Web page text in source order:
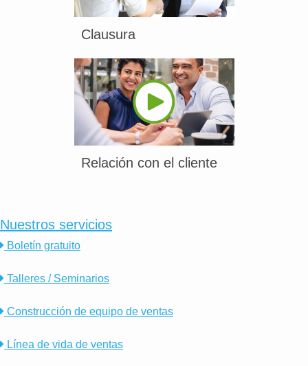
Clausura
Relación con el cliente
Nuestros servicios
Boletín gratuito
Talleres / Seminarios
Construcción de equipo de ventas
Línea de vida de ventas